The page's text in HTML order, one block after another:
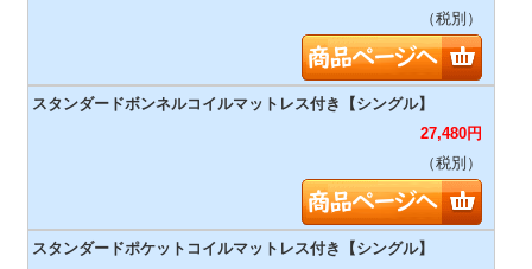
（税別）
27,480円
（税別）